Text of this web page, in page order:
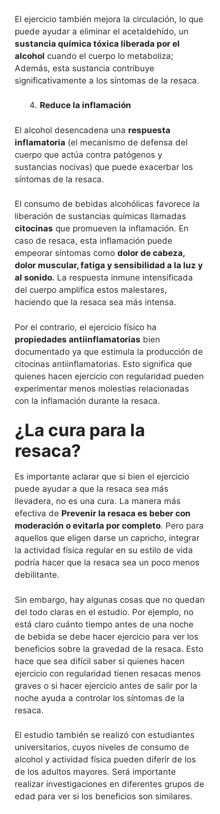
El ejercicio también mejora la circulación, lo que
puede ayudar a eliminar el acetaldehído, un
sustancia química tóxica liberada por el
alcohol cuando el cuerpo lo metaboliza;
Además, esta sustancia contribuye
significativamente a los síntomas de la resaca.
Reduce la inflamación
El alcohol desencadena una respuesta
inflamatoria (el mecanismo de defensa del
cuerpo que actúa contra patógenos y
sustancias nocivas) que puede exacerbar los
síntomas de la resaca.
El consumo de bebidas alcohólicas favorece la
liberación de sustancias químicas llamadas
citocinas que promueven la inflamación. En
caso de resaca, esta inflamación puede
empeorar síntomas como dolor de cabeza,
dolor muscular, fatiga y sensibilidad a la luz y
al sonido. La respuesta inmune intensificada
del cuerpo amplifica estos malestares,
haciendo que la resaca sea más intensa.
Por el contrario, el ejercicio físico ha
propiedades antiinflamatorias bien
documentado ya que estimula la producción de
citocinas antiinflamatorias. Esto significa que
quienes hacen ejercicio con regularidad pueden
experimentar menos molestias relacionadas
con la inflamación durante la resaca.
¿La cura para la
resaca?
Es importante aclarar que si bien el ejercicio
puede ayudar a que la resaca sea más
llevadera, no es una cura. La manera más
efectiva de Prevenir la resaca es beber con
moderación o evitarla por completo. Pero para
aquellos que eligen darse un capricho, integrar
la actividad física regular en su estilo de vida
podría hacer que la resaca sea un poco menos
debilitante.
Sin embargo, hay algunas cosas que no quedan
del todo claras en el estudio. Por ejemplo, no
está claro cuánto tiempo antes de una noche
de bebida se debe hacer ejercicio para ver los
beneficios sobre la gravedad de la resaca. Esto
hace que sea difícil saber si quienes hacen
ejercicio con regularidad tienen resacas menos
graves o si hacer ejercicio antes de salir por la
noche ayuda a controlar los síntomas de la
resaca.
El estudio también se realizó con estudiantes
universitarios, cuyos niveles de consumo de
alcohol y actividad física pueden diferir de los
de los adultos mayores. Será importante
realizar investigaciones en diferentes grupos de
edad para ver si los beneficios son similares.